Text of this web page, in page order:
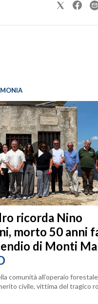
ricorda Nino
morto 50 anni
di Monti
comunità all’operaio
civile, vittima del tragico